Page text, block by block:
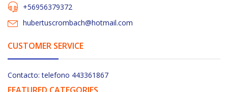
+56956379372
hubertuscrombach@hotmail.com
CUSTOMER SERVICE
Contacto: telefono 443361867